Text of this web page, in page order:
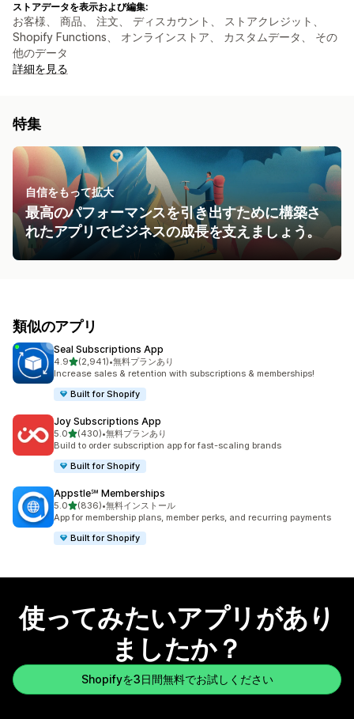
ストアデータを表示および編集:
お客様、 商品、 注文、 ディスカウント、 ストアクレジット、
Shopify Functions、 オンラインストア、 カスタムデータ、 その
他のデータ
詳細を見る
特集
自信をもって拡大
最高のパフォーマンスを引き出すために構築さ
れたアプリでビジネスの成長を支えましょう。
類似のアプリ
Seal Subscriptions App
4.95つ星中
(2,941)
合計レビュー数：2941件
•無料プランあり
Increase sales & retention with subscriptions & memberships!
Built for Shopify
Joy Subscriptions App
5.05つ星中
(430)
合計レビュー数：430件
•無料プランあり
Build to order subscription app for fast-scaling brands
Built for Shopify
Appstle℠ Memberships
5.05つ星中
(836)
合計レビュー数：836件
•無料インストール
App for membership plans, member perks, and recurring payments
Built for Shopify
使ってみたいアプリがあり
ましたか？
Shopifyを3日間無料でお試しください